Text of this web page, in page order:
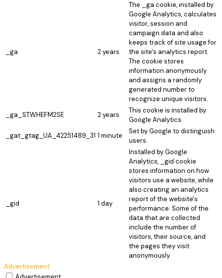
_ga 2 years
The _ga cookie, installed by
Google Analytics, calculates
visitor, session and
campaign data and also
keeps track of site usage for
the site's analytics report.
The cookie stores
information anonymously
and assigns a randomly
generated number to
recognize unique visitors.
_ga_STWHEFM2SE
2 years
This cookie is installed by
Google Analytics.
_gat_gtag_UA_42251489_31 1 minute
Set by Google to distinguish
users.
_gid 1 day
Installed by Google
Analytics, _gid cookie
stores information on how
visitors use a website, while
also creating an analytics
report of the website's
performance. Some of the
data that are collected
include the number of
visitors, their source, and
the pages they visit
anonymously.
Advertisement